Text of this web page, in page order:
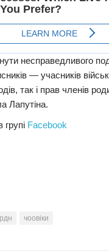
несправедливого
— учасників
так і прав членів
Лапутіна.
Facebook
чоовіки